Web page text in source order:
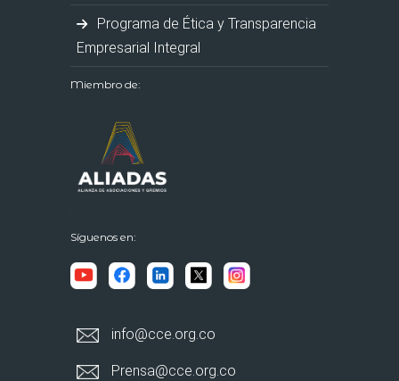
Programa de Ética y Transparencia
Empresarial Integral
Miembro de:
Síguenos en:
info@cce.org.co
Prensa@cce.org.co